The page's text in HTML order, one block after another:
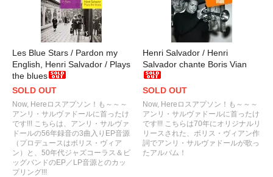
Les Blue Stars / Pardon my
English, Henri Salvador / Plays
the blues
SOLD OUT
Now, Hereロスアプソン！も～～～
アンリ・サルヴァドールに首ったけ
です!!! こちらは、アンリ・サルヴァ
ドールの56年録音の3曲入りEP音源
（プロデュースはボリス・ヴィア
ン）と、50年代ジャズコーラス＆ビ
ッグバンドのEP／LP音源とのカッ
プリング!!!
Henri Salvador / Henri
Salvador chante Boris Vian
SOLD OUT
Now, Hereロスアプソン！も～～～
アンリ・サルヴァドールに首ったけ
です!!! こちらは70年にオリジナルリ
リースされた、ボリス・ヴィアン作
詞でアンリ・サルヴァドールが歌っ
たアルバム！